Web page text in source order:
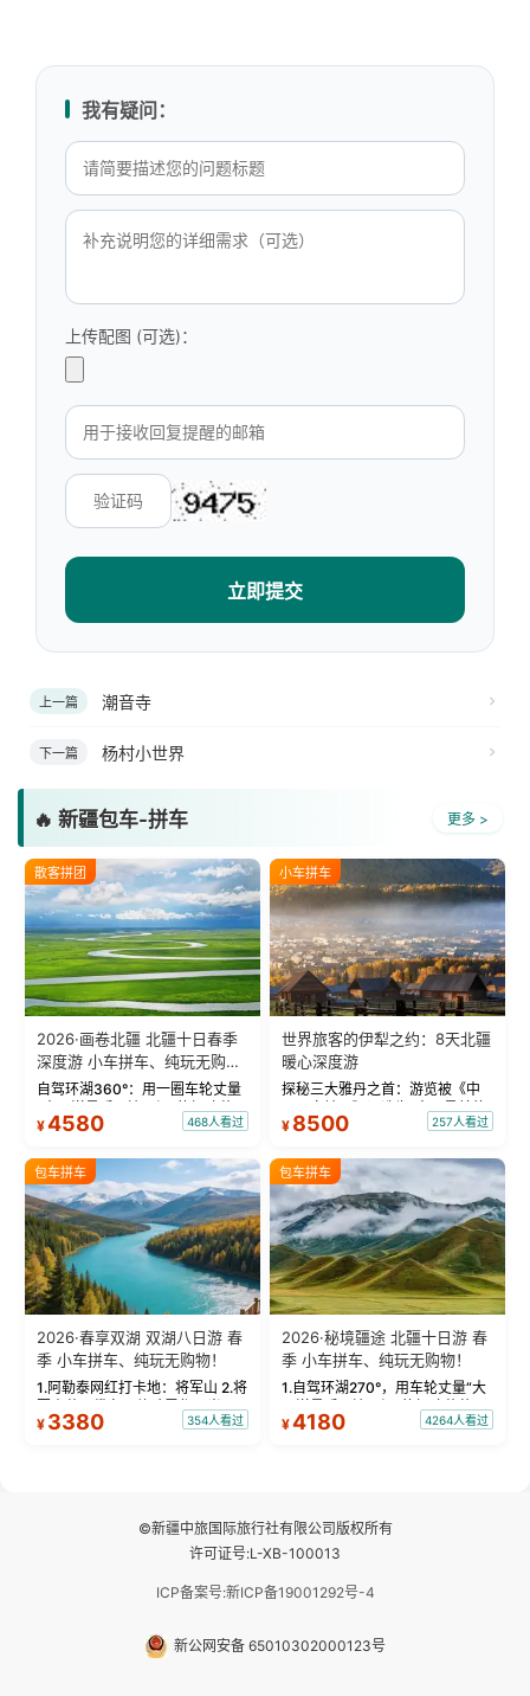
我有疑问：
上传配图 (可选)：
立即提交
上一篇 潮音寺
下一篇 杨村小世界
🔥 新疆包车-拼车 更多 >
散客拼团
2026·画卷北疆 北疆十日春季
深度游 小车拼车、纯玩无购
物！
自驾环湖360°：用一圈车轮丈量
“大西洋最后一滴眼泪”的极致蔚
蓝。 赛湖旅拍：甄选多款风格服
绝美瞬间。 赛湖坦克300跟车视
频：专业摄影师...
¥4580 468人看过
小车拼车
世界旅客的伊犁之约：8天北疆
暖心深度游
探秘三大雅丹之首：游览被《中
国国家地理》评选为“中国最美的
三大雅丹”第一名的克拉玛依魔鬼
瓦人最大村落——禾木村，欣赏
晨雾与小木...
¥ 8500 257人看过
包车拼车
2026·春享双湖 双湖八日游 春
季 小车拼车、纯玩无购物！
1.阿勒泰网红打卡地：将军山 2.将
军山落日缆车，体验雪都风光 3.
将军山，夕阳派对，蹦迪party 4.
¥ 3380 354人看过
包车拼车
2026·秘境疆途 北疆十日游 春
季 小车拼车、纯玩无购物！
1.自驾环湖270°，用车轮丈量“大
西洋最后一滴眼泪”的极致蔚蓝，
让雪山、花海与深邃湖水在转弯
¥4180 4264人看过
©新疆中旅国际旅行社有限公司版权所有
许可证号:L-XB-100013
ICP备案号:新ICP备19001292号-4
新公网安备 65010302000123号